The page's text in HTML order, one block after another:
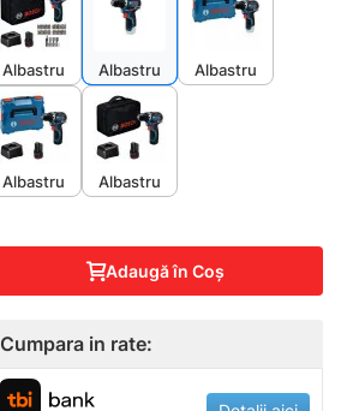
Albastru Albastru Albastru
Albastru Albastru
Adaugă în Coş
Cumpara in rate: